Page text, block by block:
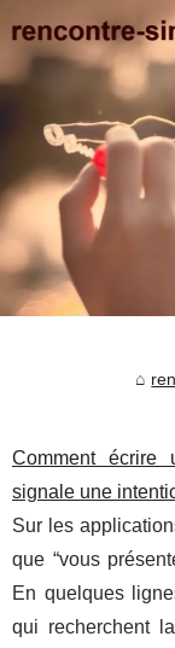
Comment
signale une
Sur les
que “vous
En quelques
qui recherchent